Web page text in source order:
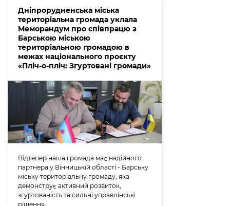
Дніпрорудненська міська
територіальна громада уклала
Меморандум про співпрацю з
Барською міською
територіальною громадою в
межах національного проєкту
«Пліч-о-пліч: Згуртовані громади»
Відтепер наша громада має надійного
партнера у Вінницькій області - Барську
міську територіальну громаду, яка
демонструє активний розвиток,
згуртованість та сильні управлінські
рішення.